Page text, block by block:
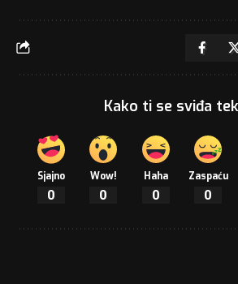
Kako ti se sviđa
Sjajno
0
Wow!
0
Haha
0
Zaspaću
0